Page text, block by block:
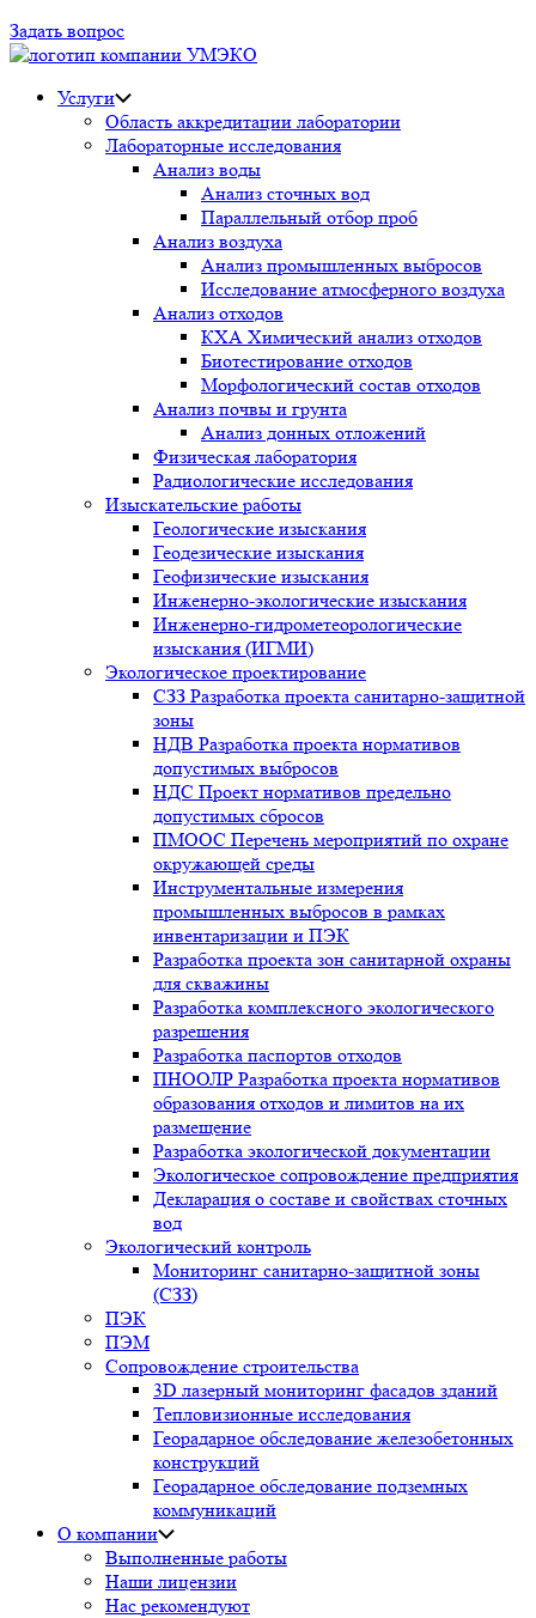
Задать вопрос
Услуги
Область аккредитации лаборатории
Лабораторные исследования
Анализ воды
Анализ сточных вод
Параллельный отбор проб
Анализ воздуха
Анализ промышленных выбросов
Исследование атмосферного воздуха
Анализ отходов
КХА Химический анализ отходов
Биотестирование отходов
Морфологический состав отходов
Анализ почвы и грунта
Анализ донных отложений
Физическая лаборатория
Радиологические исследования
Изыскательские работы
Геологические изыскания
Геодезические изыскания
Геофизические изыскания
Инженерно-экологические изыскания
Инженерно-гидрометеорологические
изыскания (ИГМИ)
Экологическое проектирование
СЗЗ Разработка проекта санитарно-защитной
зоны
НДВ Разработка проекта нормативов
допустимых выбросов
НДС Проект нормативов предельно
допустимых сбросов
ПМООС Перечень мероприятий по охране
окружающей среды
Инструментальные измерения
промышленных выбросов в рамках
инвентаризации и ПЭК
Разработка проекта зон санитарной охраны
для скважины
Разработка комплексного экологического
разрешения
Разработка паспортов отходов
ПНООЛР Разработка проекта нормативов
образования отходов и лимитов на их
размещение
Разработка экологической документации
Экологическое сопровождение предприятия
Декларация о составе и свойствах сточных
вод
Экологический контроль
Мониторинг санитарно-защитной зоны
(СЗЗ)
ПЭК
ПЭМ
Сопровождение строительства
3D лазерный мониторинг фасадов зданий
Тепловизионные исследования
Георадарное обследование железобетонных
конструкций
Георадарное обследование подземных
коммуникаций
О компании
Выполненные работы
Наши лицензии
Нас рекомендуют